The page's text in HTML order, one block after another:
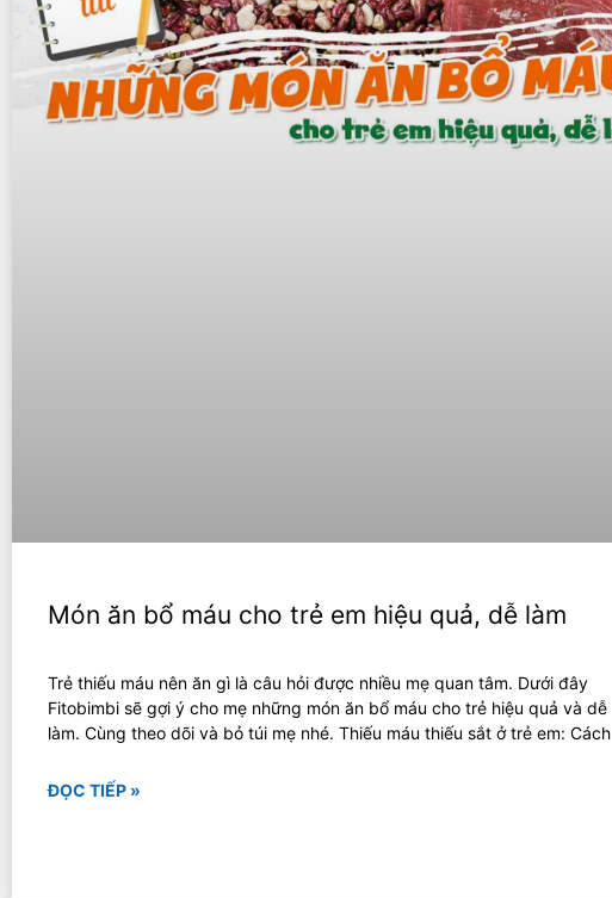
Món ăn bổ máu cho trẻ em hiệu quả, dễ làm
Trẻ thiếu máu nên ăn gì là câu hỏi được nhiều mẹ quan tâm. Dưới đây
Fitobimbi sẽ gợi ý cho mẹ những món ăn bổ máu cho trẻ hiệu quả và dễ
làm. Cùng theo dõi và bỏ túi mẹ nhé. Thiếu máu thiếu sắt ở trẻ em: Cách
ĐỌC TIẾP »